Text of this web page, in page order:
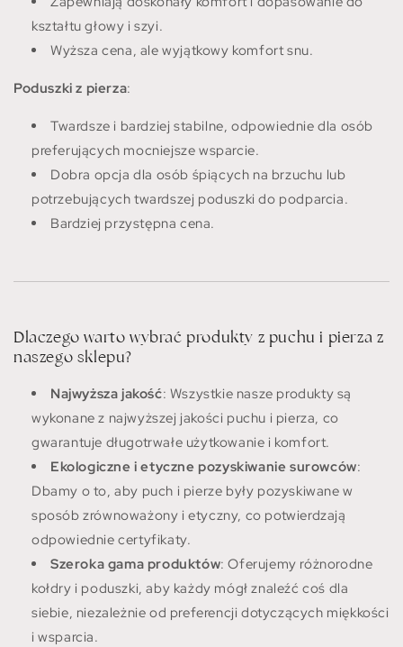
kształtu głowy i szyi.
Wyższa cena, ale wyjątkowy komfort snu.
Poduszki z pierza:
Twardsze i bardziej stabilne, odpowiednie dla osób
preferujących mocniejsze wsparcie.
Dobra opcja dla osób śpiących na brzuchu lub
potrzebujących twardszej poduszki do podparcia.
Bardziej przystępna cena.
Dlaczego warto wybrać produkty z puchu i pierza z
naszego sklepu?
Najwyższa jakość: Wszystkie nasze produkty są
wykonane z najwyższej jakości puchu i pierza, co
gwarantuje długotrwałe użytkowanie i komfort.
Ekologiczne i etyczne pozyskiwanie surowców:
Dbamy o to, aby puch i pierze były pozyskiwane w
sposób zrównoważony i etyczny, co potwierdzają
odpowiednie certyfikaty.
Szeroka gama produktów: Oferujemy różnorodne
kołdry i poduszki, aby każdy mógł znaleźć coś dla
siebie, niezależnie od preferencji dotyczących miękkości
i wsparcia.